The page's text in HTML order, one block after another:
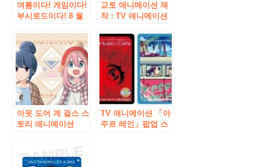
여름이다! 게임이다!
부시로드이다! 8 월
아키하바라에서
「무사로드 게임 페
스티벌 2021」개최!
교토 애니메이션 제
작 : TV 애니메이션
메이 드래곤 S
“×”あとほぉむ 카페
“협력 카페가 2021
년 9 월 1 일 ~ 개최!
아웃 도어 계 걸스 스
토리 애니메이션
라에 오픈! “이른바
TV 애니메이션 「아
주르 레인」팝업 스